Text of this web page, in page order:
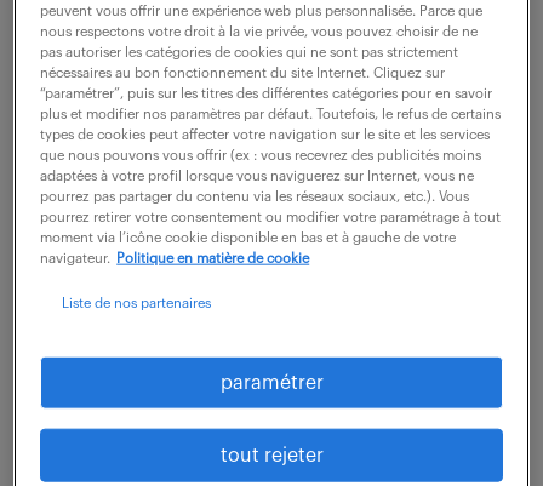
27 000 € / an
Vos missions sont les suivantes : - L'accueil des
utilisateurs en kiosque - La prise en charge des
demandes d'assistance, dépannage, prêts - La
préparation ainsi que la remise de matériels...
voir l'offre
planification/ordonnancement/la
peuvent vous offrir une expérience web plus personnalisée. Parce que
nous respectons votre droit à la vie privée, vous pouvez choisir de ne
pas autoriser les catégories de cookies qui ne sont pas strictement
nécessaires au bon fonctionnement du site Internet. Cliquez sur
“paramétrer”, puis sur les titres des différentes catégories pour en savoir
plus et modifier nos paramètres par défaut. Toutefois, le refus de certains
types de cookies peut affecter votre navigation sur le site et les services
que nous pouvons vous offrir (ex : vous recevrez des publicités moins
adaptées à votre profil lorsque vous naviguerez sur Internet, vous ne
pourrez pas partager du contenu via les réseaux sociaux, etc.). Vous
pourrez retirer votre consentement ou modifier votre paramétrage à tout
moment via l’icône cookie disponible en bas et à gauche de votre
navigateur.
Politique en matière de cookie
Liste de nos partenaires
paramétrer
tout rejeter